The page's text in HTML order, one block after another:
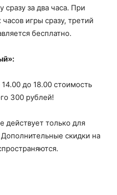
сразу за два часа. При
часов игры сразу, третий
бесплатно.
до 18.00 стоимость
300 рублей!
действует только для
скидки на